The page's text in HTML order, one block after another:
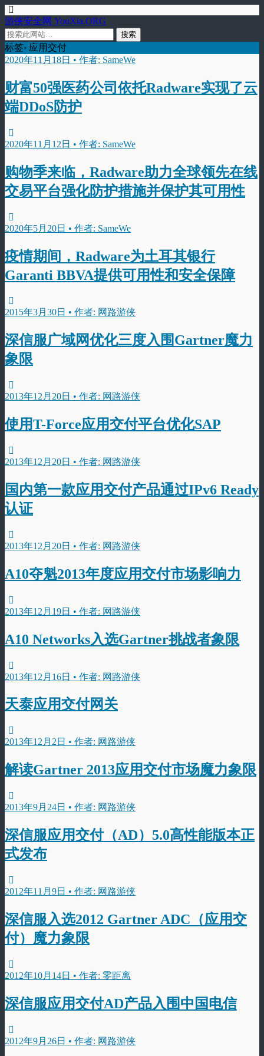
游侠安全网 YouXia.ORG
标签› 应用交付
2020年11月18日 • 作者: SameWe
财富50强医药公司依托Radware实现了云
端DDoS防护
2020年11月12日 • 作者: SameWe
购物季来临，Radware助力全球领先在线
交易平台强化防护措施并保护其可用性
2020年5月20日 • 作者: SameWe
疫情期间，Radware为土耳其银行
Garanti BBVA提供可用性和安全保障
2015年3月30日 • 作者: 网路游侠
深信服广域网优化三度入围Gartner魔力
象限
2013年12月20日 • 作者: 网路游侠
使用T-Force应用交付平台优化SAP
2013年12月20日 • 作者: 网路游侠
国内第一款应用交付产品通过IPv6 Ready
认证
2013年12月20日 • 作者: 网路游侠
A10夺魁2013年度应用交付市场影响力
2013年12月19日 • 作者: 网路游侠
A10 Networks入选Gartner挑战者象限
2013年12月16日 • 作者: 网路游侠
天泰应用交付网关
2013年12月2日 • 作者: 网路游侠
解读Gartner 2013应用交付市场魔力象限
2013年9月24日 • 作者: 网路游侠
深信服应用交付（AD）5.0高性能版本正
式发布
2012年11月9日 • 作者: 网路游侠
深信服入选2012 Gartner ADC（应用交
付）魔力象限
2012年10月14日 • 作者: 零距离
深信服应用交付AD产品入围中国电信
2012年9月26日 • 作者: 网路游侠